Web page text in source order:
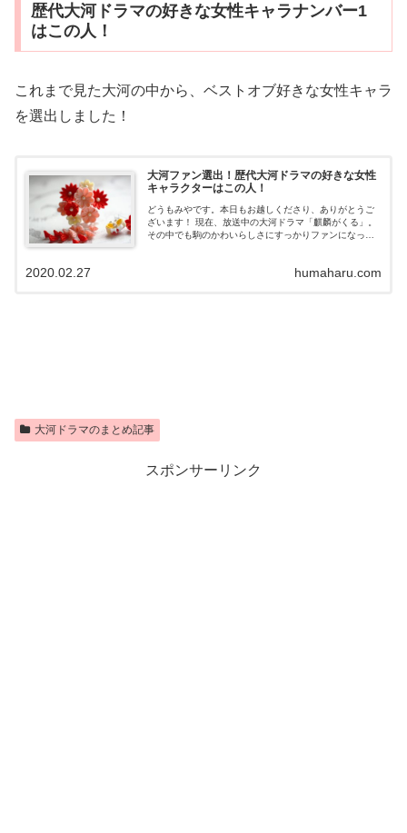
歴代大河ドラマの好きな女性キャラナンバー1
はこの人！
これまで見た大河の中から、ベストオブ好きな女性キャラ
を選出しました！
大河ファン選出！歴代大河ドラマの好きな女性
キャラクターはこの人！
どうもみやです。本日もお越しくださり、ありがとうご
ざいます！ 現在、放送中の大河ドラマ「麒麟がくる」。
その中でも駒のかわいらしさにすっかりファンになって
humaharu.com
2020.02.27
大河ドラマのまとめ記事
スポンサーリンク